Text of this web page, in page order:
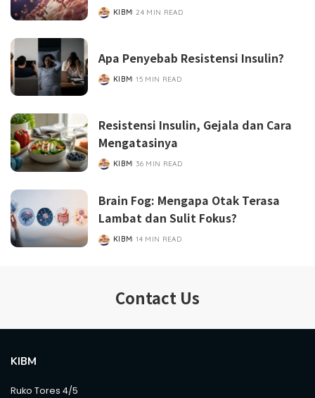
POSTED
KIBM 24 MIN READ
Apa Penyebab Resistensi Insulin?
POSTED
KIBM 15 MIN READ
Resistensi Insulin, Gejala dan Cara
Mengatasinya
POSTED
KIBM 36 MIN READ
Brain Fog: Mengapa Otak Terasa
Lambat dan Sulit Fokus?
POSTED
KIBM 14 MIN READ
Contact Us
KIBM
Ruko Tores 4/5